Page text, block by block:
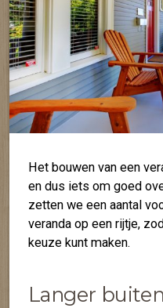
Het bouwen van een
en dus iets om goed
zetten we een aantal
veranda op een rijtje,
keuze kunt maken.
Langer